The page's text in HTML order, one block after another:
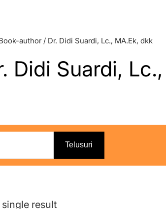
author / Dr. Didi Suardi, Lc., MA.Ek, dkk
Didi Suardi,
Telusuri
result